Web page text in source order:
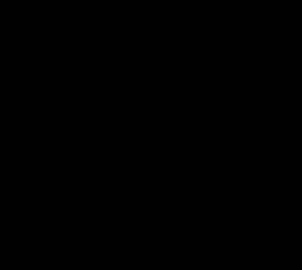
но и экспресс-доставку для тех, кто
первозданном виде, без повреждений и
фотографы, так и любители
гарантирует превосходное
Мы предлагаем: